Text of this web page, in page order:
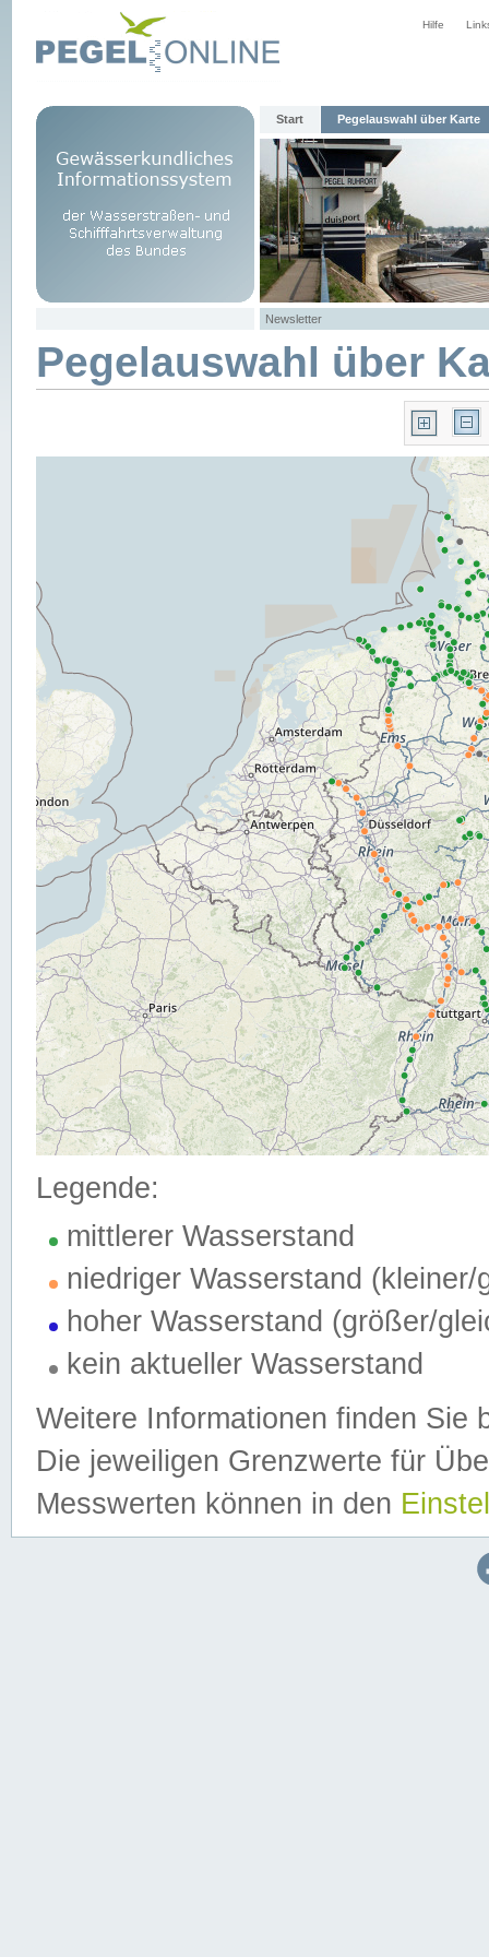
Hilfe
Start Pegelauswahl über Karte
Newsletter
Pegelauswahl über
Legende:
mittlerer Wasserstand
niedriger Wasserstand (kleiner/
hoher Wasserstand (größer/
kein aktueller Wasserstand
Weitere Informationen finden Sie
Die jeweiligen Grenzwerte für
Messwerten können in den